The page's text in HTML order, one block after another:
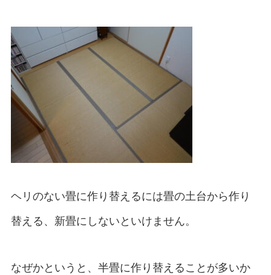
ヘリのない畳に作り替えるには畳の土台から作り
替える、新畳にしないといけません。
なぜかというと、半畳に作り替えることが多いか